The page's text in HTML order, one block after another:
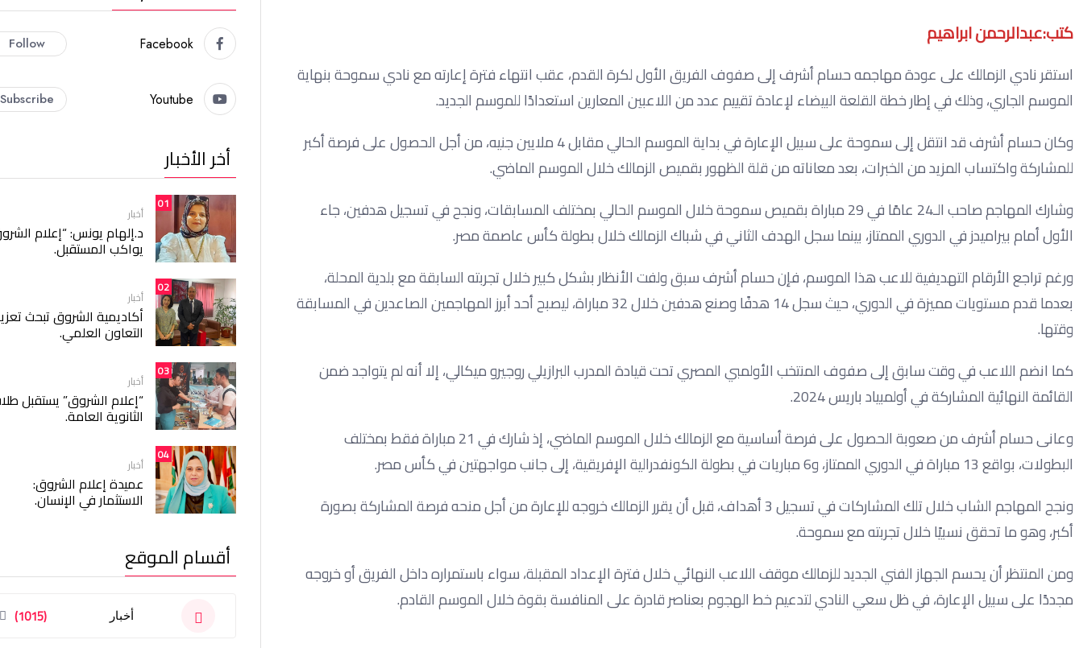
كتب:عبدالرحمن ابراهيم
استقر نادي الزمالك على عودة مهاجمه حسام أشرف إلى صفوف الفريق الأول لكرة القدم، عقب انتهاء فترة إعارته مع نادي سموحة بنهاية
الموسم الجاري، وذلك في إطار خطة القلعة البيضاء لإعادة تقييم عدد من اللاعبين المعارين استعدادًا للموسم الجديد.
وكان حسام أشرف قد انتقل إلى سموحة على سبيل الإعارة في بداية الموسم الحالي مقابل 4 ملايين جنيه، من أجل الحصول على فرصة أكبر
للمشاركة واكتساب المزيد من الخبرات، بعد معاناته من قلة الظهور بقميص الزمالك خلال الموسم الماضي.
وشارك المهاجم صاحب الـ24 عامًا في 29 مباراة بقميص سموحة خلال الموسم الحالي بمختلف المسابقات، ونجح في تسجيل هدفين، جاء
الأول أمام بيراميدز في الدوري الممتاز، بينما سجل الهدف الثاني في شباك الزمالك خلال بطولة كأس عاصمة مصر.
ورغم تراجع الأرقام التهديفية للاعب هذا الموسم، فإن حسام أشرف سبق ولفت الأنظار بشكل كبير خلال تجربته السابقة مع بلدية المحلة،
بعدما قدم مستويات مميزة في الدوري، حيث سجل 14 هدفًا وصنع هدفين خلال 32 مباراة، ليصبح أحد أبرز المهاجمين الصاعدين في المسابقة
وقتها.
كما انضم اللاعب في وقت سابق إلى صفوف المنتخب الأولمبي المصري تحت قيادة المدرب البرازيلي روجيرو ميكالي، إلا أنه لم يتواجد ضمن
القائمة النهائية المشاركة في أولمبياد باريس 2024.
وعانى حسام أشرف من صعوبة الحصول على فرصة أساسية مع الزمالك خلال الموسم الماضي، إذ شارك في 21 مباراة فقط بمختلف
البطولات، بواقع 13 مباراة في الدوري الممتاز، و6 مباريات في بطولة الكونفدرالية الإفريقية، إلى جانب مواجهتين في كأس مصر.
ونجح المهاجم الشاب خلال تلك المشاركات في تسجيل 3 أهداف، قبل أن يقرر الزمالك خروجه للإعارة من أجل منحه فرصة المشاركة بصورة
أكبر، وهو ما تحقق نسبيًا خلال تجربته مع سموحة.
ومن المنتظر أن يحسم الجهاز الفني الجديد للزمالك موقف اللاعب النهائي خلال فترة الإعداد المقبلة، سواء باستمراره داخل الفريق أو خروجه
مجددًا على سبيل الإعارة، في ظل سعي النادي لتدعيم خط الهجوم بعناصر قادرة على المنافسة بقوة خلال الموسم القادم.
Facebook
Follow
Youtube
Subscribe
أخر الأخبار
01
أخبار
د.إلهام يونس: “إعلام
يواكب المستقبل.
02
أخبار
أكاديمية الشروق تبحث
التعاون العلمي.
03
أخبار
“إعلام الشروق” يستقبل
الثانوية العامة.
04
أخبار
عميدة إعلام الشروق:
الاستثمار في الإنسان.
أقسام الموقع
أخبار (1015)